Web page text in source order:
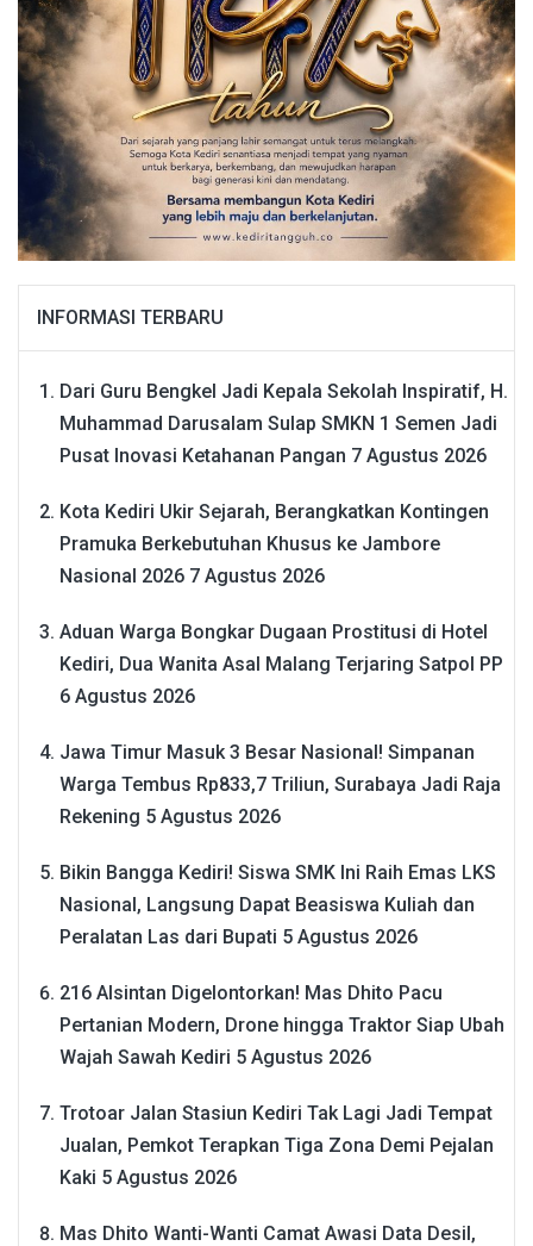
INFORMASI TERBARU
Dari Guru Bengkel Jadi Kepala Sekolah Inspiratif, H.
Muhammad Darusalam Sulap SMKN 1 Semen Jadi
Pusat Inovasi Ketahanan Pangan 7 Agustus 2026
Kota Kediri Ukir Sejarah, Berangkatkan Kontingen
Pramuka Berkebutuhan Khusus ke Jambore
Nasional 2026 7 Agustus 2026
Aduan Warga Bongkar Dugaan Prostitusi di Hotel
Kediri, Dua Wanita Asal Malang Terjaring Satpol PP
6 Agustus 2026
Jawa Timur Masuk 3 Besar Nasional! Simpanan
Warga Tembus Rp833,7 Triliun, Surabaya Jadi Raja
Rekening 5 Agustus 2026
Bikin Bangga Kediri! Siswa SMK Ini Raih Emas LKS
Nasional, Langsung Dapat Beasiswa Kuliah dan
Peralatan Las dari Bupati 5 Agustus 2026
216 Alsintan Digelontorkan! Mas Dhito Pacu
Pertanian Modern, Drone hingga Traktor Siap Ubah
Wajah Sawah Kediri 5 Agustus 2026
Trotoar Jalan Stasiun Kediri Tak Lagi Jadi Tempat
Jualan, Pemkot Terapkan Tiga Zona Demi Pejalan
Kaki 5 Agustus 2026
Mas Dhito Wanti-Wanti Camat Awasi Data Desil,